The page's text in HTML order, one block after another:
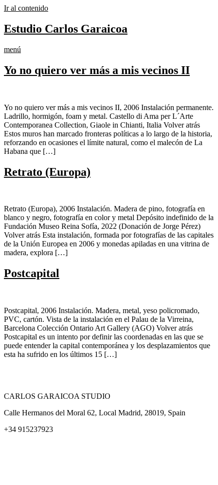
Ir al contenido
Estudio Carlos Garaicoa
menú
Yo no quiero ver más a mis vecinos II
Yo no quiero ver más a mis vecinos II, 2006 Instalación permanente.
Ladrillo, hormigón, foam y metal. Castello di Ama per L´Arte
Contemporanea Collection, Giaole in Chianti, Italia Volver atrás
Estos muros han marcado fronteras políticas a lo largo de la historia,
reforzando en ocasiones el límite natural, como el malecón de La
Habana que […]
Retrato (Europa)
Retrato (Europa), 2006 Instalación. Madera de pino, fotografía en
blanco y negro, fotografía en color y metal Depósito indefinido de la
Fundación Museo Reina Sofía, 2022 (Donación de Jorge Pérez)
Volver atrás Esta instalación, formada por fotografías de las capitales
de la Unión Europea en 2006 y monedas apiladas en una vitrina de
madera, explora […]
Postcapital
Postcapital, 2006 Instalación. Madera, metal, yeso policromado,
PVC, cartón. Vista de la instalación en el Palau de la Virreina,
Barcelona Colección Ontario Art Gallery (AGO) Volver atrás
Postcapital es un intento por definir las coordenadas en las que se
puede entender la capital contemporánea y los desplazamientos que
esta ha sufrido en los últimos 15 […]
CARLOS GARAICOA STUDIO
Calle Hermanos del Moral 62, Local Madrid, 28019, Spain
+34 915237923